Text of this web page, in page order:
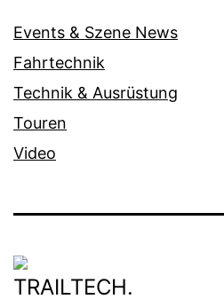
Events & Szene News
Fahrtechnik
Technik & Ausrüstung
Touren
Video